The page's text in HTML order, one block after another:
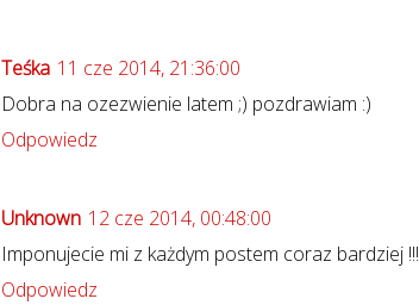
Teśka 11 cze 2014, 21:36:00
Dobra na ozezwienie latem ;) pozdrawiam :)
Odpowiedz
Unknown 12 cze 2014, 00:48:00
Imponujecie mi z każdym postem coraz bardziej !!!
Odpowiedz